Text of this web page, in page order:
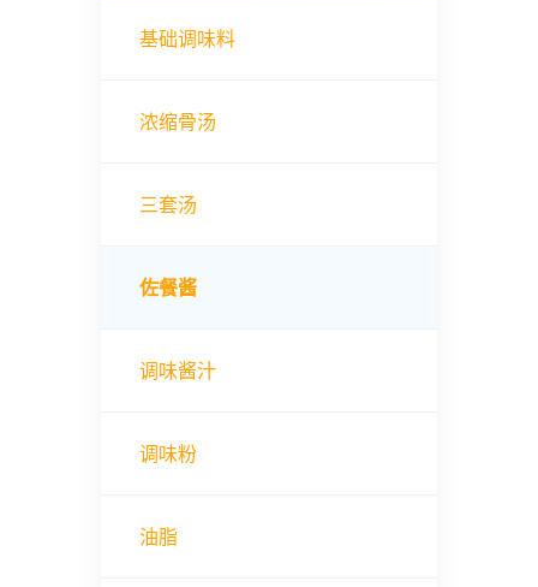
基础调味料
浓缩骨汤
三套汤
佐餐酱
调味酱汁
调味粉
油脂